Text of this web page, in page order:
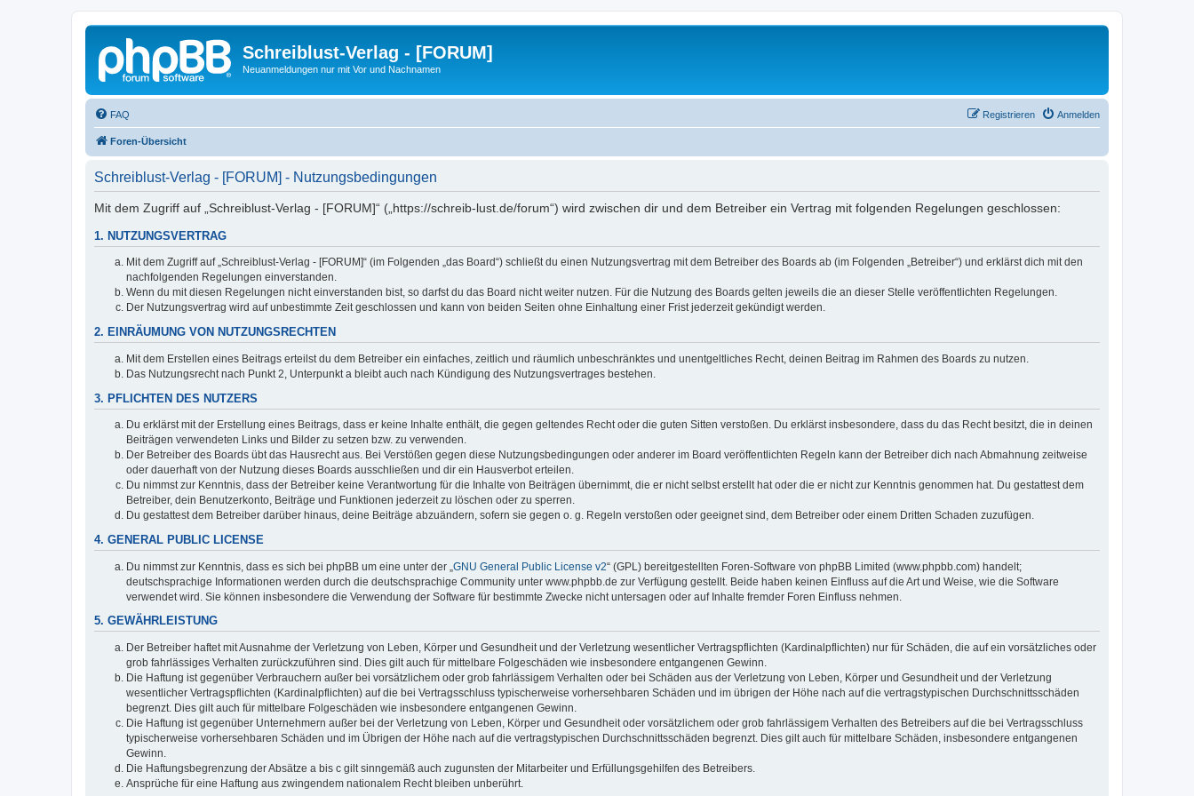
Schreiblust-Verlag - [FORUM]
Neuanmeldungen nur mit Vor und Nachnamen
FAQ Anmelden
Registrieren
Foren-Übersicht
Schreiblust-Verlag - [FORUM] - Nutzungsbedingungen
Mit dem Zugriff auf „Schreiblust-Verlag - [FORUM]“ („https://schreib-lust.de/forum“) wird zwischen dir und dem Betreiber ein Vertrag mit folgenden Regelungen geschlossen:
1. NUTZUNGSVERTRAG
Mit dem Zugriff auf „Schreiblust-Verlag - [FORUM]“ (im Folgenden „das Board“) schließt du einen Nutzungsvertrag mit dem Betreiber des Boards ab (im Folgenden „Betreiber“) und erklärst dich mit den
nachfolgenden Regelungen einverstanden.
Wenn du mit diesen Regelungen nicht einverstanden bist, so darfst du das Board nicht weiter nutzen. Für die Nutzung des Boards gelten jeweils die an dieser Stelle veröffentlichten Regelungen.
Der Nutzungsvertrag wird auf unbestimmte Zeit geschlossen und kann von beiden Seiten ohne Einhaltung einer Frist jederzeit gekündigt werden.
2. EINRÄUMUNG VON NUTZUNGSRECHTEN
Mit dem Erstellen eines Beitrags erteilst du dem Betreiber ein einfaches, zeitlich und räumlich unbeschränktes und unentgeltliches Recht, deinen Beitrag im Rahmen des Boards zu nutzen.
Das Nutzungsrecht nach Punkt 2, Unterpunkt a bleibt auch nach Kündigung des Nutzungsvertrages bestehen.
3. PFLICHTEN DES NUTZERS
Du erklärst mit der Erstellung eines Beitrags, dass er keine Inhalte enthält, die gegen geltendes Recht oder die guten Sitten verstoßen. Du erklärst insbesondere, dass du das Recht besitzt, die in deinen
Beiträgen verwendeten Links und Bilder zu setzen bzw. zu verwenden.
Der Betreiber des Boards übt das Hausrecht aus. Bei Verstößen gegen diese Nutzungsbedingungen oder anderer im Board veröffentlichten Regeln kann der Betreiber dich nach Abmahnung zeitweise
oder dauerhaft von der Nutzung dieses Boards ausschließen und dir ein Hausverbot erteilen.
Du nimmst zur Kenntnis, dass der Betreiber keine Verantwortung für die Inhalte von Beiträgen übernimmt, die er nicht selbst erstellt hat oder die er nicht zur Kenntnis genommen hat. Du gestattest dem
Betreiber, dein Benutzerkonto, Beiträge und Funktionen jederzeit zu löschen oder zu sperren.
Du gestattest dem Betreiber darüber hinaus, deine Beiträge abzuändern, sofern sie gegen o. g. Regeln verstoßen oder geeignet sind, dem Betreiber oder einem Dritten Schaden zuzufügen.
4. GENERAL PUBLIC LICENSE
Du nimmst zur Kenntnis, dass es sich bei phpBB um eine unter der „ GNU General Public License v2“ (GPL) bereitgestellten Foren-Software von phpBB Limited (www.phpbb.com) handelt;
deutschsprachige Informationen werden durch die deutschsprachige Community unter www.phpbb.de zur Verfügung gestellt. Beide haben keinen Einfluss auf die Art und Weise, wie die Software
verwendet wird. Sie können insbesondere die Verwendung der Software für bestimmte Zwecke nicht untersagen oder auf Inhalte fremder Foren Einfluss nehmen.
5. GEWÄHRLEISTUNG
Der Betreiber haftet mit Ausnahme der Verletzung von Leben, Körper und Gesundheit und der Verletzung wesentlicher Vertragspflichten (Kardinalpflichten) nur für Schäden, die auf ein vorsätzliches oder
grob fahrlässiges Verhalten zurückzuführen sind. Dies gilt auch für mittelbare Folgeschäden wie insbesondere entgangenen Gewinn.
Die Haftung ist gegenüber Verbrauchern außer bei vorsätzlichem oder grob fahrlässigem Verhalten oder bei Schäden aus der Verletzung von Leben, Körper und Gesundheit und der Verletzung
wesentlicher Vertragspflichten (Kardinalpflichten) auf die bei Vertragsschluss typischerweise vorhersehbaren Schäden und im übrigen der Höhe nach auf die vertragstypischen Durchschnittsschäden
begrenzt. Dies gilt auch für mittelbare Folgeschäden wie insbesondere entgangenen Gewinn.
Die Haftung ist gegenüber Unternehmern außer bei der Verletzung von Leben, Körper und Gesundheit oder vorsätzlichem oder grob fahrlässigem Verhalten des Betreibers auf die bei Vertragsschluss
typischerweise vorhersehbaren Schäden und im Übrigen der Höhe nach auf die vertragstypischen Durchschnittsschäden begrenzt. Dies gilt auch für mittelbare Schäden, insbesondere entgangenen
Gewinn.
Die Haftungsbegrenzung der Absätze a bis c gilt sinngemäß auch zugunsten der Mitarbeiter und Erfüllungsgehilfen des Betreibers.
Ansprüche für eine Haftung aus zwingendem nationalem Recht bleiben unberührt.